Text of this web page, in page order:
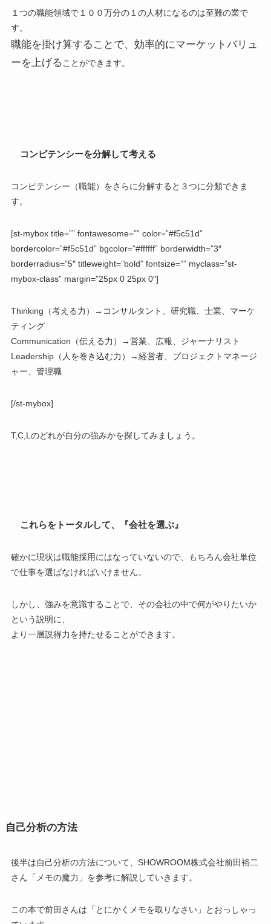
１つの職能領域で１００万分の１の人材になるのは至難の業で
す。
職能を掛け算することで、効率的にマーケットバリュ
ーを上げる ことができます。
コンピテンシーを分解して考える
コンピテンシー（職能）をさらに分解すると３つに分類できま
す。
[st-mybox title=”” fontawesome=”” color=”#f5c51d”
bordercolor=”#f5c51d” bgcolor=”#ffffff” borderwidth=”3″
borderradius=”5″ titleweight=”bold” fontsize=”” myclass=”st-
mybox-class” margin=”25px 0 25px 0″]
Thinking（考える力）
→コンサルタント、研究職、士業、マーケ
ティング
Communication（伝える力）
→営業、広報、ジャーナリスト
Leadership（人を巻き込む力）
→経営者、プロジェクトマネージ
ャー、管理職
[/st-mybox]
T,C,Lのどれが自分の強みかを探してみましょう。
これらをトータルして、『会社を選ぶ』
確かに現状は職能採用にはなっていないので、もちろん会社単位
で仕事を選ばなければいけません。
しかし、 強みを意識する ことで、その会社の中で何がやりたいか
という説明に、
より一層説得力を持たせることができます。
自己分析の方法
後半は自己分析の方法について、SHOWROOM株式会社前田裕二
さん「メモの魔力」を参考に解説していきます。
この本で前田さんは「とにかくメモを取りなさい」とおっしゃっ